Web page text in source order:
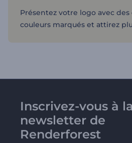
Présentez votre logo avec des
couleurs marqués et attirez
Inscrivez-vous à la
newsletter de
Renderforest